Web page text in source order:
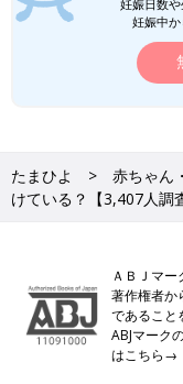
妊娠日数
妊娠中
たまひよ 赤ちゃん
けている？【3,407人調
ＡＢＪマー
著作権者か
であること
ABJマーク
はこち